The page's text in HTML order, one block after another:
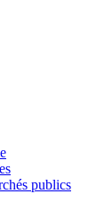
publics